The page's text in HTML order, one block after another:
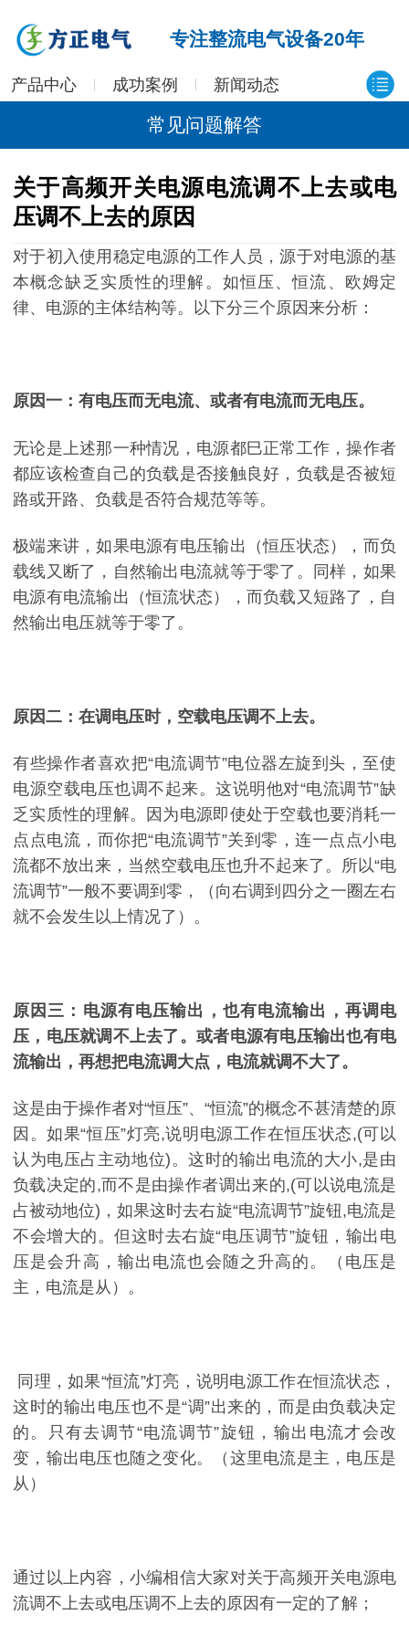
专注整流电气设备20年
产品中心 成功案例 新闻动态
常见问题解答
关于高频开关电源电流调不上去或电
压调不上去的原因
对于初入使用稳定电源的工作人员，源于对电源的基
本概念缺乏实质性的理解。如恒压、恒流、欧姆定
律、电源的主体结构等。以下分三个原因来分析：
原因一：有电压而无电流、或者有电流而无电压。
无论是上述那一种情况，电源都巳正常工作，操作者
都应该检查自己的负载是否接触良好，负载是否被短
路或开路、负载是否符合规范等等。
极端来讲，如果电源有电压输出（恒压状态），而负
载线又断了，自然输出电流就等于零了。同样，如果
电源有电流输出（恒流状态），而负载又短路了，自
然输出电压就等于零了。
原因二：在调电压时，空载电压调不上去。
有些操作者喜欢把“电流调节”电位器左旋到头，至使
电源空载电压也调不起来。这说明他对“电流调节”缺
乏实质性的理解。因为电源即使处于空载也要消耗一
点点电流，而你把“电流调节”关到零，连一点点小电
流都不放出来，当然空载电压也升不起来了。所以“电
流调节”一般不要调到零，（向右调到四分之一圈左右
就不会发生以上情况了）。
原因三：电源有电压输出，也有电流输出，再调电
压，电压就调不上去了。或者电源有电压输出也有电
流输出，再想把电流调大点，电流就调不大了。
这是由于操作者对“恒压”、“恒流”的概念不甚清楚的原
因。如果“恒压”灯亮,说明电源工作在恒压状态,(可以
认为电压占主动地位)。这时的输出电流的大小,是由
负载决定的,而不是由操作者调出来的,(可以说电流是
占被动地位)，如果这时去右旋“电流调节”旋钮,电流是
不会增大的。但这时去右旋“电压调节”旋钮，输出电
压是会升高，输出电流也会随之升高的。（电压是
主，电流是从）。
同理，如果“恒流”灯亮，说明电源工作在恒流状态，
这时的输出电压也不是“调”出来的，而是由负载决定
的。只有去调节“电流调节”旋钮，输出电流才会改
变，输出电压也随之变化。（这里电流是主，电压是
从）
通过以上内容，小编相信大家对关于高频开关电源电
流调不上去或电压调不上去的原因有一定的了解；